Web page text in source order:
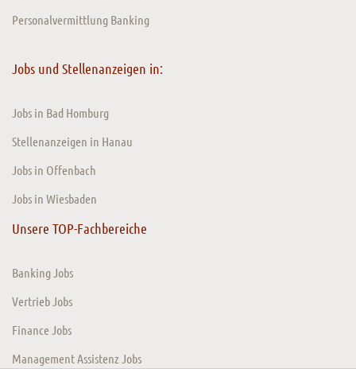
Personalvermittlung Banking
Jobs und Stellenanzeigen in:
Jobs in Bad Homburg
Stellenanzeigen in Hanau
Jobs in Offenbach
Jobs in Wiesbaden
Unsere TOP-Fachbereiche
Banking Jobs
Vertrieb Jobs
Finance Jobs
Management Assistenz Jobs